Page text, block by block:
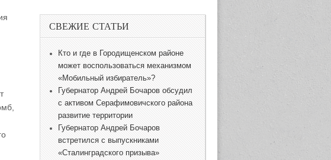
СВЕЖИЕ СТАТЬИ
Кто и где в Городищенском районе
может воспользоваться механизмом
«Мобильный избиратель»?
Губернатор Андрей Бочаров обсудил
с активом Серафимовичского района
развитие территории
Губернатор Андрей Бочаров
встретился с выпускниками
«Сталинградского призыва»